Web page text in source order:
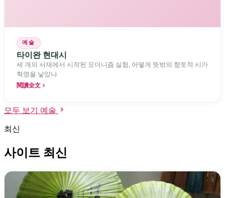
예술
타이완 현대시
세 개의 서재에서 시작된 모더니즘 실험, 어떻게 뜻밖의 향토적 시가
혁명을 낳았나
閱讀全文
모두 보기 예술
최신
사이트 최신